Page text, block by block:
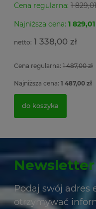
Cena regularna: 1
Najniższa cena: 1 829,01
1 338,00 zł
Cena regularna: 1 487,00 zł
Najniższa cena: 1 487,00 zł
do koszyka
Newsletter
Podaj swój adres
otrzymywać